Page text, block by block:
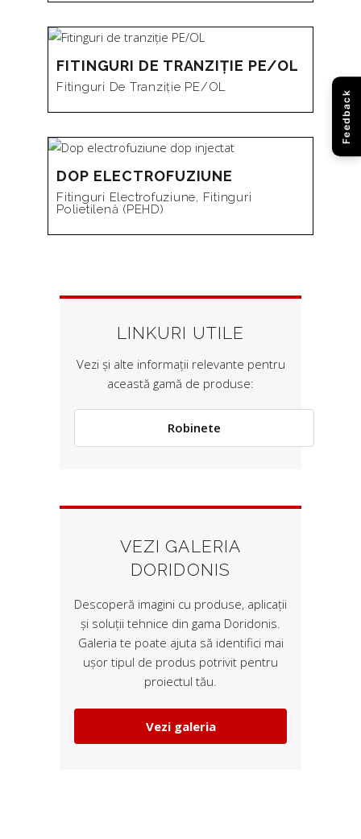
FITINGURI DE TRANZIȚIE PE/OL
Fitinguri De Tranziție PE/OL
DOP ELECTROFUZIUNE
Fitinguri Electrofuziune, Fitinguri
Polietilenă (PEHD)
LINKURI UTILE
Vezi și alte informații relevante pentru
această gamă de produse:
Robinete
VEZI GALERIA
DORIDONIS
Descoperă imagini cu produse, aplicații
și soluții tehnice din gama Doridonis.
Galeria te poate ajuta să identifici mai
ușor tipul de produs potrivit pentru
proiectul tău.
Vezi galeria
Feedback